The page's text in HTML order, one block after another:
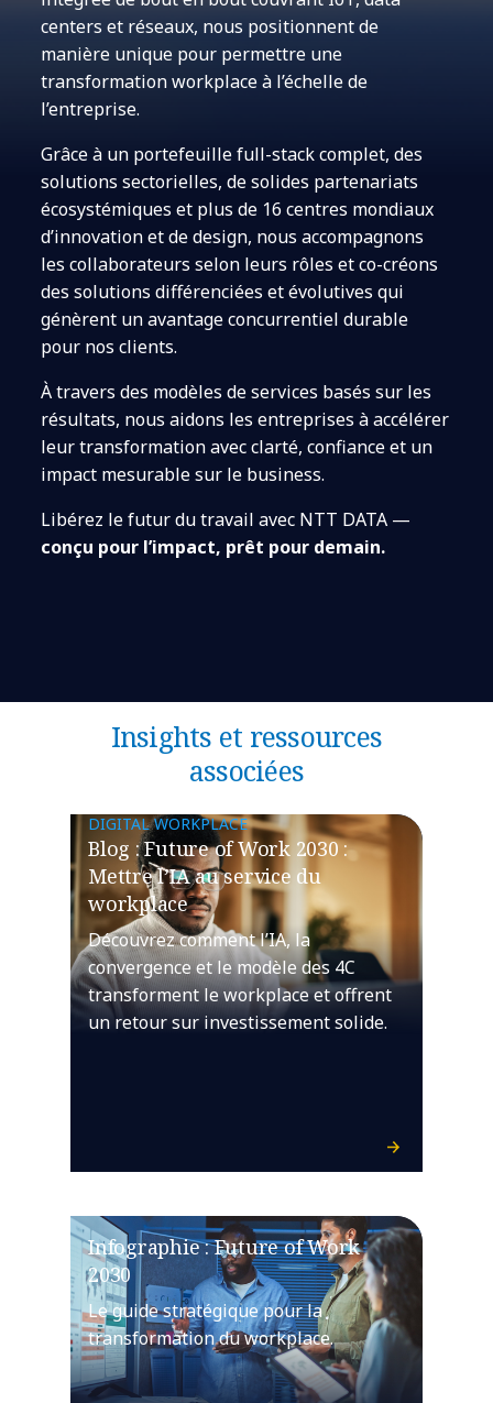
centers et réseaux, nous positionnent de
manière unique pour permettre une
transformation workplace à l’échelle de
l’entreprise.
Grâce à un portefeuille full-stack complet, des
solutions sectorielles, de solides partenariats
écosystémiques et plus de 16 centres mondiaux
d’innovation et de design, nous accompagnons
les collaborateurs selon leurs rôles et co-créons
des solutions différenciées et évolutives qui
génèrent un avantage concurrentiel durable
pour nos clients.
À travers des modèles de services basés sur les
résultats, nous aidons les entreprises à accélérer
leur transformation avec clarté, confiance et un
impact mesurable sur le business.
Libérez le futur du travail avec NTT DATA —
conçu pour l’impact, prêt pour demain.
Insights et ressources
associées
DIGITAL WORKPLACE
Blog : Future of Work 2030 :
Mettre l’IA au service du
workplace
Découvrez comment l’IA, la
convergence et le modèle des 4C
transforment le workplace et offrent
un retour sur investissement solide.
Infographie : Future of Work
2030
Le guide stratégique pour la
transformation du workplace.